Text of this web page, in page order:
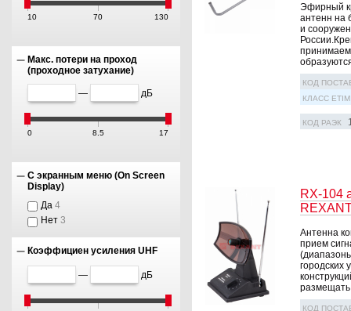
10 70 130
Макс. потери на проход
(проходное затухание)
— дБ
0 8.5 17
С экранным меню (On Screen
Display)
Да 4
Нет 3
Коэффициен усиления UHF
— дБ
Эфирный
антенн на
и
КОД
КЛАСС ETIM
КОД РАЭК
RX-104
Антенна
прием
городских
размещать
КОД